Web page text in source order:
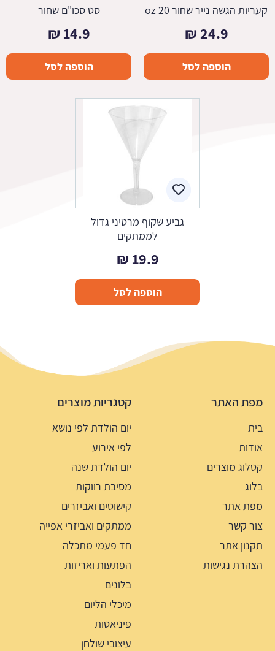
קעריות הגשה נייר שחור 20 oz
24.9
₪
הוספה לסל
סט סכו"ם שחור
14.9
₪
הוספה לסל
גביע שקוף מרטיני גדול
לממתקים
19.9
₪
הוספה לסל
מפת האתר
בית
אודות
קטלוג מוצרים
בלוג
מפת אתר
צור קשר
תקנון אתר
הצהרת נגישות
קטגריות מוצרים
יום הולדת לפי נושא
לפי אירוע
יום הולדת שנה
מסיבת רווקות
קישוטים ואביזרים
ממתקים ואביזרי אפייה
חד פעמי מתכלה
הפתעות ואריזות
בלונים
מיכלי הליום
פיניאטות
עיצובי שולחן